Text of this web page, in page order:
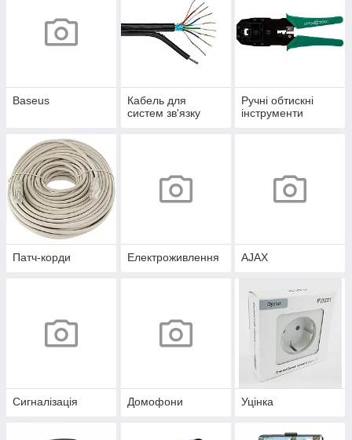
Baseus
Кабель для
систем зв'язку
Ручні обтискні
інструменти
Патч-корди Електроживлення AJAX
Сигналізація Домофони Уцінка